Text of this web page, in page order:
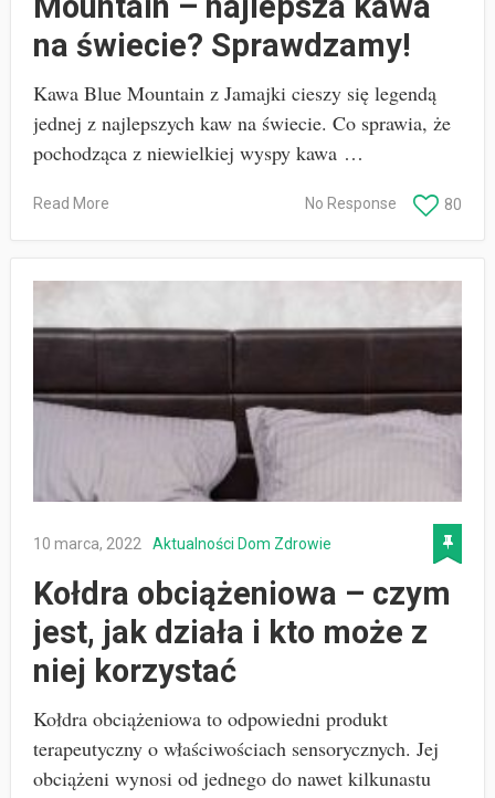
na świecie? Sprawdzamy!
Kawa Blue Mountain z Jamajki cieszy się legendą
jednej z najlepszych kaw na świecie. Co sprawia, że
pochodząca z niewielkiej wyspy kawa …
Read More 80
No Response
10 marca, 2022 Aktualności Dom Zdrowie
Kołdra obciążeniowa – czym
jest, jak działa i kto może z
niej korzystać
Kołdra obciążeniowa to odpowiedni produkt
terapeutyczny o właściwościach sensorycznych. Jej
obciążeni wynosi od jednego do nawet kilkunastu